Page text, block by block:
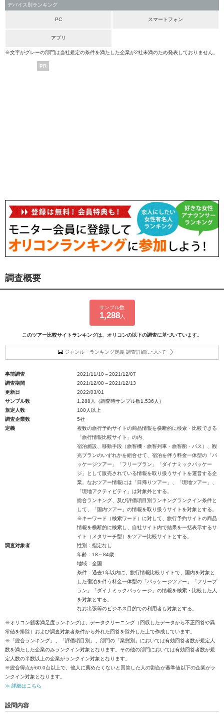
デバイス別ランキング
PC スマートフォン
アプリ
※文字がグレーの部門は当社規定の条件を満たした企業が2社未満のため発表しておりません。
PR
調査概要
サンプル数
1,288人
このツアー比較サイトランキングは、オリコンの以下の調査に基づいています。
ジャンル・ランキング定義 調査詳細について
事前調査
2021/11/10～2021/12/07
調査期間
2021/12/08～2021/12/13
更新日
2022/03/01
サンプル数
1,288人（調査時サンプル数1,536人）
規定人数
100人以上
調査企業数
5社
定義
複数の旅行予約サイトの商品情報を横断的に検索・比較できる
「旅行情報比較サイト」の内、
宿泊施設、移動手段（旅客機・旅客列車・旅客船・バス）、観
光プランのいずれかを組合せて、宿泊を伴う料金一体型の「パ
ッケージツアー」「フリープラン」「ダイナミックパッケー
ジ」として販売されている情報を取り扱うサイトを運営する企
業。なおツアー情報には「日帰りツアー」、「現地ツアー」、
「現地アクティビティ」は対象外とする。
総合ランキング、及び評価項目別ランキングランクイン条件と
して、「国内ツアー」の情報を取り扱うサイトを対象とする。
※キーワード（検索ワード）に対して、旅行予約サイトの商品
情報を横断的に検索し、自社サイト内で結果を一括表示するサ
イト（メタサーチ型）をツアー比較サイトとする。
調査対象者
性別：指定なし
年齢：18～84歳
地域：全国
条件：過去1年以内に、旅行情報比較サイトで、国内を対象と
した宿泊を伴う料金一体型の「パッケージツアー」「フリープ
ラン」「ダイナミックパッケージ」の情報を検索・比較した人
を対象とする。
なお出張等のビジネス目的での利用者も対象とする。
※オリコン顧客満足度ランキングは、データクリーニング（回収したデータから不正回答や異
常値を排除）および調査対象者条件から外れた回答を除外した上で作成しています。
※「総合ランキング」、「評価項目別」、部門の「業態別」においては有効回答者数が規定人
数を満たした企業のみランクイン対象となります。その他の部門においては有効回答者数が規
定人数の半数以上の企業がランクイン対象となります。
※総合得点が60.0点以上で、他人に薦めたくないと回答した人の割合が基準値以下の企業がラ
ンクイン対象となります。
≫ 詳細はこちら
設問内容